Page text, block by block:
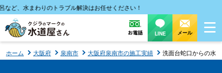
、水まわりのトラブル解決はお任せください！
お電話 LINE メール
ホーム 大阪府 泉南市 大阪府泉南市の施工実績 洗面台蛇口からの水